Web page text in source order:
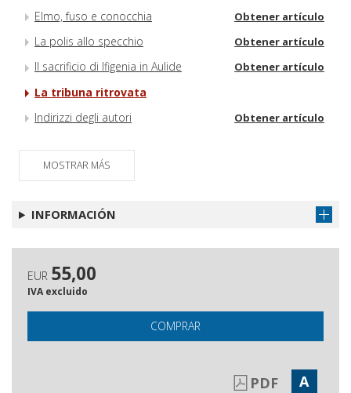
Elmo, fuso e conocchia Obtener artículo
La polis allo specchio Obtener artículo
Il sacrificio di Ifigenia in Aulide Obtener artículo
La tribuna ritrovata
Indirizzi degli autori
Obtener artículo
MOSTRAR MÁS
INFORMACIÓN
EUR 55,00
IVA excluido
COMPRAR
PDF A